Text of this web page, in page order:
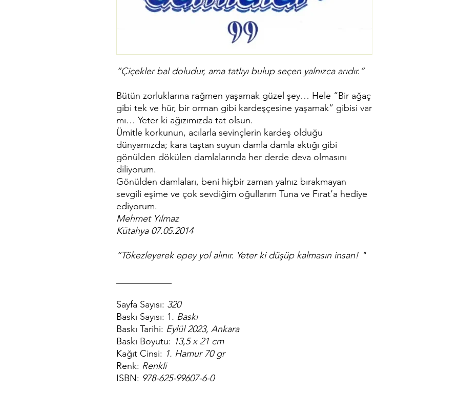
“Çiçekler bal doludur, ama tatlıyı bulup seçen yalnızca arıdır.”
Bütün zorluklarına rağmen yaşamak güzel şey… Hele “Bir ağaç
gibi tek ve hür, bir orman gibi kardeşçesine yaşamak” gibisi var
mı… Yeter ki ağızımızda tat olsun.
Ümitle korkunun, acılarla sevinçlerin kardeş olduğu
dünyamızda; kara taştan suyun damla damla aktığı gibi
gönülden dökülen damlalarında her derde deva olmasını
diliyorum.
Gönülden damlaları, beni hiçbir zaman yalnız bırakmayan
sevgili eşime ve çok sevdiğim oğullarım Tuna ve Fırat’a hediye
ediyorum.
Mehmet Yılmaz
Kütahya 07.05.2014
“Tökezleyerek epey yol alınır. Yeter ki düşüp kalmasın insan! "
Sayfa Sayısı: 320
Baskı Sayısı: 1. Baskı
Baskı Tarihi: Eylül 2023, Ankara
Baskı Boyutu: 13,5 x 21 cm
Kağıt Cinsi: 1. Hamur 70 gr
Renk: Renkli
ISBN: 978-625-99607-6-0